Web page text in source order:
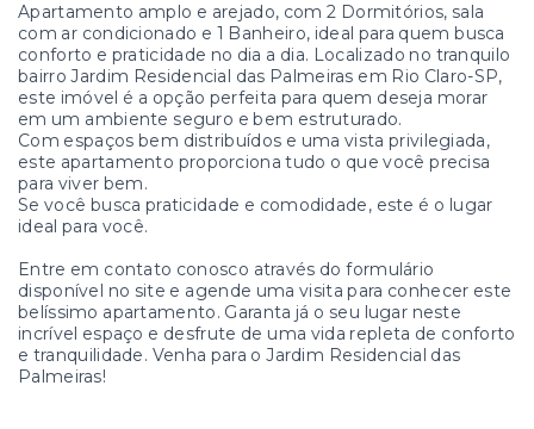
Apartamento amplo e arejado, com 2 Dormitórios, sala
com ar condicionado e 1 Banheiro, ideal para quem busca
conforto e praticidade no dia a dia. Localizado no tranquilo
bairro Jardim Residencial das Palmeiras em Rio Claro-SP,
este imóvel é a opção perfeita para quem deseja morar
em um ambiente seguro e bem estruturado.
Com espaços bem distribuídos e uma vista privilegiada,
este apartamento proporciona tudo o que você precisa
para viver bem.
Se você busca praticidade e comodidade, este é o lugar
ideal para você.
Entre em contato conosco através do formulário
disponível no site e agende uma visita para conhecer este
belíssimo apartamento. Garanta já o seu lugar neste
incrível espaço e desfrute de uma vida repleta de conforto
e tranquilidade. Venha para o Jardim Residencial das
Palmeiras!